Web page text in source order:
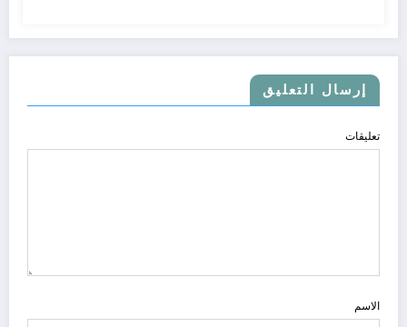
إرسال التعليق
تعليقات
الاسم